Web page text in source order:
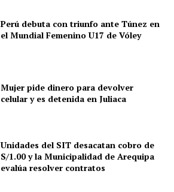
Perú debuta con triunfo ante Túnez en
el Mundial Femenino U17 de Vóley
Mujer pide dinero para devolver
celular y es detenida en Juliaca
Unidades del SIT desacatan cobro de
S/1.00 y la Municipalidad de Arequipa
evalúa resolver contratos